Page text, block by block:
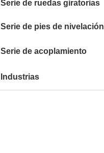
Serie de ruedas giratorias
Serie de pies de nivelación
Serie de acoplamiento
Industrias